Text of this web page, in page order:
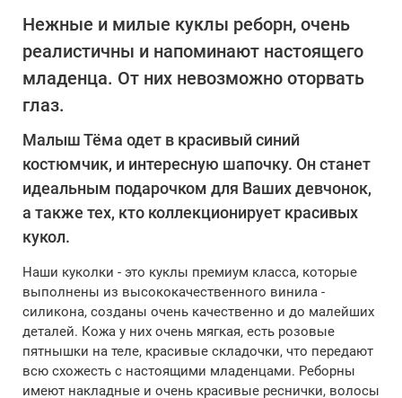
Нежные и милые куклы реборн, очень
реалистичны и напоминают настоящего
младенца. От них невозможно оторвать
глаз.
Малыш Тёма одет в красивый синий
костюмчик, и интересную шапочку. Он станет
идеальным подарочком для Ваших девчонок,
а также тех, кто коллекционирует красивых
кукол.
Наши куколки - это куклы премиум класса, которые
выполнены из высококачественного винила -
силикона, созданы очень качественно и до малейших
деталей. Кожа у них очень мягкая, есть розовые
пятнышки на теле, красивые складочки, что передают
всю схожесть с настоящими младенцами. Реборны
имеют накладные и очень красивые реснички, волосы